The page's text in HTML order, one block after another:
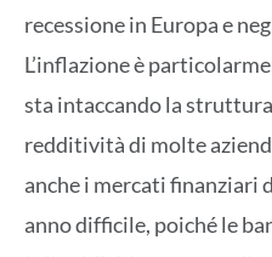
recessione in Europa e
L’inflazione è
sta intaccando la
redditività di molte
anche i mercati finanziari
anno difficile, poiché le